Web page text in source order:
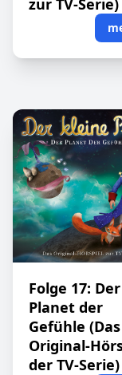
zur TV-Serie)
Folge 17: Der
Planet der
Gefühle (Das
Original-
der TV-Serie)